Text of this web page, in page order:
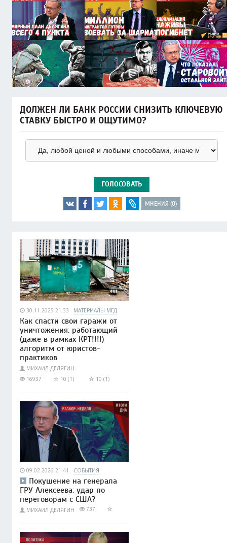
ДОЛЖЕН ЛИ БАНК РОССИИ СНИЗИТЬ КЛЮЧЕВУЮ
СТАВКУ БЫСТРО И ОЩУТИМО?
ГОЛОСОВАТЬ
МНЕНИЯ (0)
30.11.2025 21:33 МАТЕРИАЛЫ МГД
Как спасти свои гаражи от
уничтожения: работающий
(даже в рамках КРТ!!!!)
алгоритм от юристов-
практиков
МИХАИЛ ДЕЛЯГИН
16937
10 (1) 10 (1)
09.02.2026 21:41 СОБЫТИЯ
Покушение на генерала
ГРУ Алексеева: удар по
переговорам с США?
МИХАИЛ ДЕЛЯГИН 737